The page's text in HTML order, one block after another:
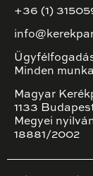
+36 (1)
Minden
Magyar
1133
Megyei
18881/2002